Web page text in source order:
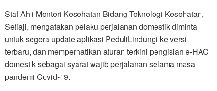
Staf Ahli Menteri Kesehatan Bidang Teknologi Kesehatan,
Setiaji, mengatakan pelaku perjalanan domestik diminta
untuk segera update aplikasi PeduliLindungi ke versi
terbaru, dan memperhatikan aturan terkini pengisian e-HAC
domestik sebagai syarat wajib perjalanan selama masa
pandemi Covid-19.